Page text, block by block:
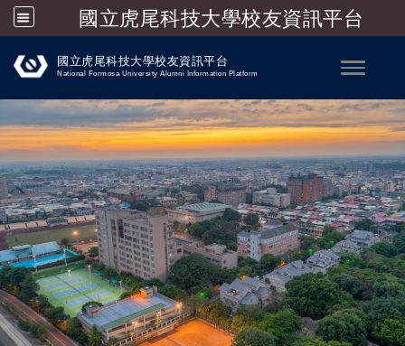
國立虎尾科技大學校友資訊平台
跳到主要內容
國立虎尾科技大學校友資訊平台
National Formosa University Alumni Information Platform